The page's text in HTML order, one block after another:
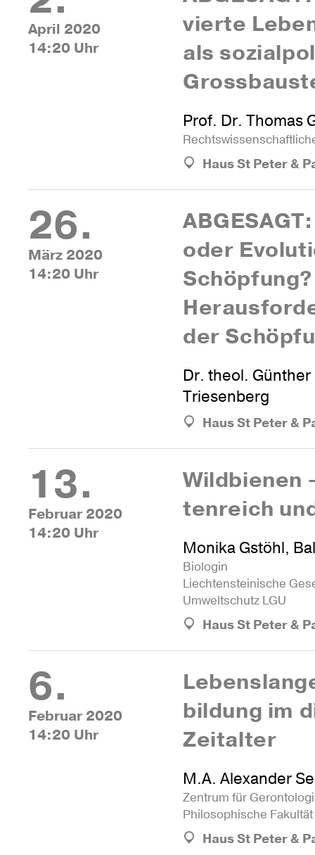
April 2020
14:20 Uhr
vierte
als
Prof. Dr. Thomas
Haus St Peter &
26.
März 2020
14:20 Uhr
oder
der
Dr. theol. Günther
Triesenberg
Haus St Peter &
13.
Februar 2020
14:20 Uhr
ten­reich
Monika Gstöhl,
Bio­login
Liech­tens­tei­ni­sche
Umwelt­schutz LGU
Haus St Peter &
6.
Februar 2020
14:20 Uhr
bil­dung im
Zeitalter
M.A. Alexander
Zen­trum für
Phi­lo­so­phi­sche
Haus St Peter &